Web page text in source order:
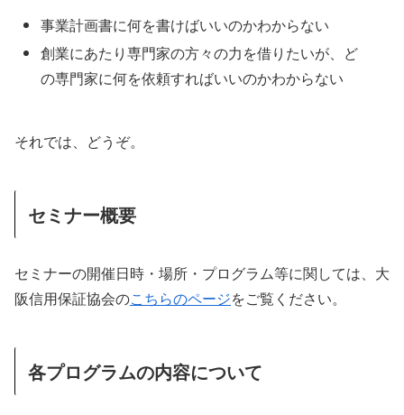
事業計画書に何を書けばいいのかわからない
創業にあたり専門家の方々の力を借りたいが、ど
の専門家に何を依頼すればいいのかわからない
それでは、どうぞ。
セミナー概要
セミナーの開催日時・場所・プログラム等に関しては、大
阪信用保証協会のこちらのページをご覧ください。
各プログラムの内容について